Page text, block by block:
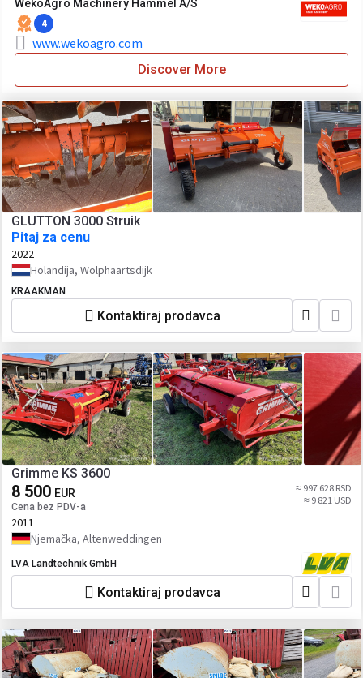
WekoAgro Machinery Hammel A/S
4
www.wekoagro.com
Discover More
GLUTTON 3000 Struik
Pitaj za cenu
2022
Holandija, Wolphaartsdijk
KRAAKMAN
Kontaktiraj prodavca
Grimme KS 3600
8 500 EUR
Cena bez PDV-a
≈ 997 628 RSD
≈ 9 821 USD
2011
Njemačka, Altenweddingen
LVA Landtechnik GmbH
Kontaktiraj prodavca